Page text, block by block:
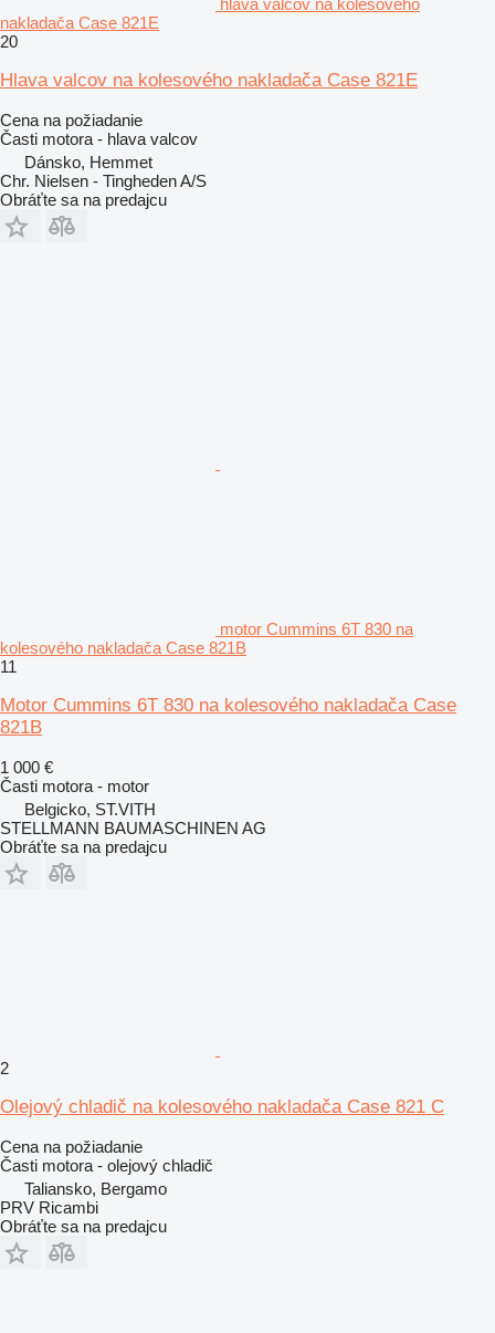
hlava valcov na kolesového
nakladača Case 821E
20
Hlava valcov na kolesového nakladača Case 821E
Cena na požiadanie
Časti motora - hlava valcov
Dánsko, Hemmet
Chr. Nielsen - Tingheden A/S
Obráťte sa na predajcu
motor Cummins 6T 830 na
kolesového nakladača Case 821B
11
Motor Cummins 6T 830 na kolesového nakladača Case
821B
1 000 €
Časti motora - motor
Belgicko, ST.VITH
STELLMANN BAUMASCHINEN AG
Obráťte sa na predajcu
2
Olejový chladič na kolesového nakladača Case 821 C
Cena na požiadanie
Časti motora - olejový chladič
Taliansko, Bergamo
PRV Ricambi
Obráťte sa na predajcu